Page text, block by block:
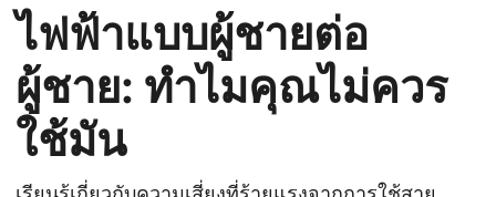
ไฟฟ้าแบบผู้ชายต่อ
ผู้ชาย: ทำไมคุณไม่ควร
ใช้มัน